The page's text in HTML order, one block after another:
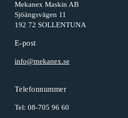
Mekanex Maskin AB
Sjöängsvägen 11
192 72 SOLLENTUNA
E-post
info@mekanex.se
Telefonnummer
Tel: 08-705 96 60